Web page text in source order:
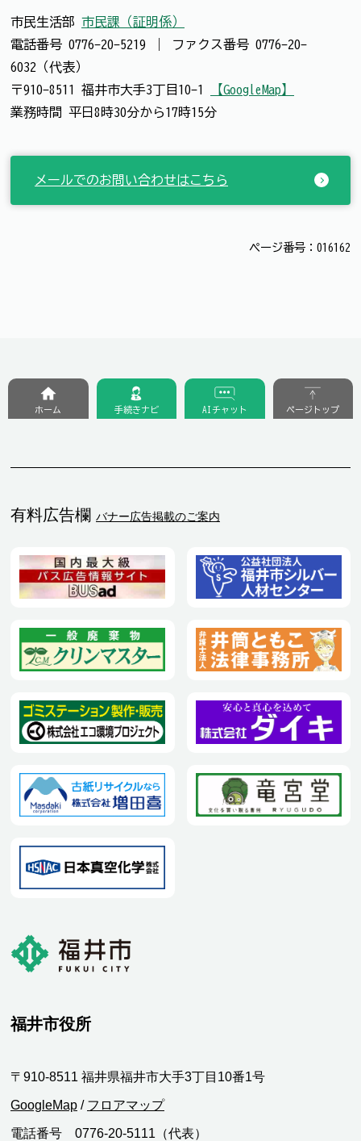
市民生活部 市民課（証明係）
電話番号 0776-20-5219 ファクス番号 0776-20-
6032（代表）
〒910-8511 福井市大手3丁目10-1
【GoogleMap】
業務時間 平日8時30分から17時15分
メールでのお問い合わせはこちら
ページ番号：016162
有料広告欄 バナー広告掲載のご案内
ホーム 手続きナビ AIチャット ページトップ
福井市役所
〒910-8511 福井県福井市大手3丁目10番1号
GoogleMap / フロアマップ
電話番号 0776-20-5111（代表）